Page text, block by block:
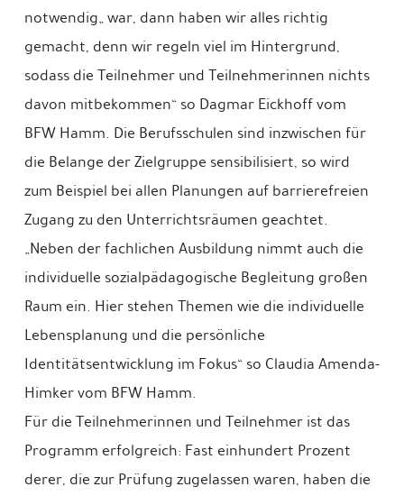
notwendig„ war, dann haben wir alles richtig
gemacht, denn wir regeln viel im Hintergrund,
sodass die Teilnehmer und Teilnehmerinnen nichts
davon mitbekommen“ so Dagmar Eickhoff vom
BFW Hamm. Die Berufsschulen sind inzwischen für
die Belange der Zielgruppe sensibilisiert, so wird
zum Beispiel bei allen Planungen auf barrierefreien
Zugang zu den Unterrichtsräumen geachtet.
„Neben der fachlichen Ausbildung nimmt auch die
individuelle sozialpädagogische Begleitung großen
Raum ein. Hier stehen Themen wie die individuelle
Lebensplanung und die persönliche
Identitätsentwicklung im Fokus“ so Claudia Amenda-
Himker vom BFW Hamm.
Für die Teilnehmerinnen und Teilnehmer ist das
Programm erfolgreich: Fast einhundert Prozent
derer, die zur Prüfung zugelassen waren, haben die